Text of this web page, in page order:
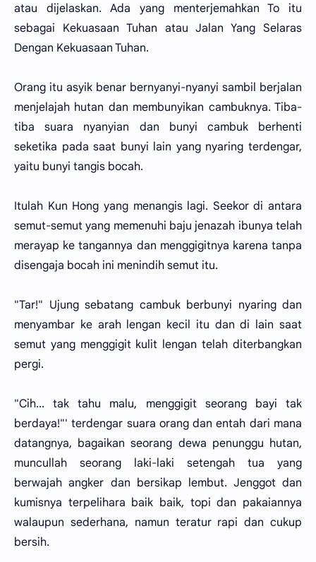
atau dijelaskan. Ada yang menterjemahkan To itu
sebagai Kekuasaan Tuhan atau Jalan Yang Selaras
Dengan Kekuasaan Tuhan.
Orang itu asyik benar bernyanyi-nyanyi sambil berjalan
menjelajah hutan dan membunyikan cambuknya. Tiba-
tiba suara nyanyian dan bunyi cambuk berhenti
seketika pada saat bunyi lain yang nyaring terdengar,
yaitu bunyi tangis bocah.
Itulah Kun Hong yang menangis lagi. Seekor di antara
semut-semut yang memenuhi baju jenazah ibunya telah
merayap ke tangannya dan menggigitnya karena tanpa
disengaja bocah ini menindih semut itu.
"Tar!" Ujung sebatang cambuk berbunyi nyaring dan
menyambar ke arah lengan kecil itu dan di lain saat
semut yang menggigit kulit lengan telah diterbangkan
pergi.
"Cih... tak tahu malu, menggigit seorang bayi tak
berdaya!"' terdengar suara orang dan entah dari mana
datangnya, bagaikan seorang dewa penunggu hutan,
muncullah seorang laki-laki setengah tua yang
berwajah angker dan bersikap lembut. Jenggot dan
kumisnya terpelihara baik baik, topi dan pakaiannya
walaupun sederhana, namun teratur rapi dan cukup
bersih.